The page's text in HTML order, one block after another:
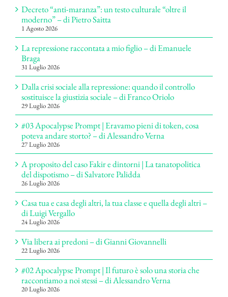
Decreto “anti-maranza”: un testo culturale “oltre il
moderno” – di Pietro Saitta
1 Agosto 2026
La repressione raccontata a mio figlio – di Emanuele
Braga
31 Luglio 2026
Dalla crisi sociale alla repressione: quando il controllo
sostituisce la giustizia sociale – di Franco Oriolo
29 Luglio 2026
#03 Apocalypse Prompt | Eravamo pieni di token, cosa
poteva andare storto? – di Alessandro Verna
27 Luglio 2026
A proposito del caso Fakir e dintorni | La tanatopolitica
del dispotismo – di Salvatore Palidda
26 Luglio 2026
Casa tua e casa degli altri, la tua classe e quella degli altri –
di Luigi Vergallo
24 Luglio 2026
Via libera ai predoni – di Gianni Giovannelli
22 Luglio 2026
#02 Apocalypse Prompt | Il futuro è solo una storia che
raccontiamo a noi stessi – di Alessandro Verna
20 Luglio 2026